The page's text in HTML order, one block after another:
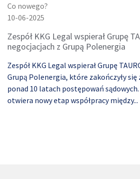
Co nowego?
10-06-2025
Zespół KKG Legal wspierał Grupę
negocjacjach z Grupą Polenergia
Zespół KKG Legal wspierał Grupę
Grupą Polenergia, które zakończyły się
ponad 10 latach postępowań
otwiera nowy etap współpracy między...